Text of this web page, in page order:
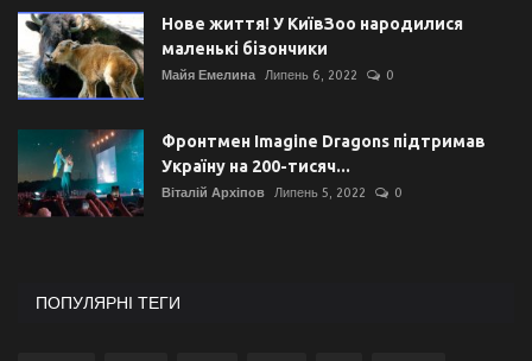
Нове життя! У КиївЗоо народилися
маленькі бізончики
Майя Емелина Липень 6, 2022 0
Фронтмен Imagine Dragons підтримав
Україну на 200-тисяч...
Віталій Архіпов Липень 5, 2022 0
ПОПУЛЯРНІ ТЕГИ